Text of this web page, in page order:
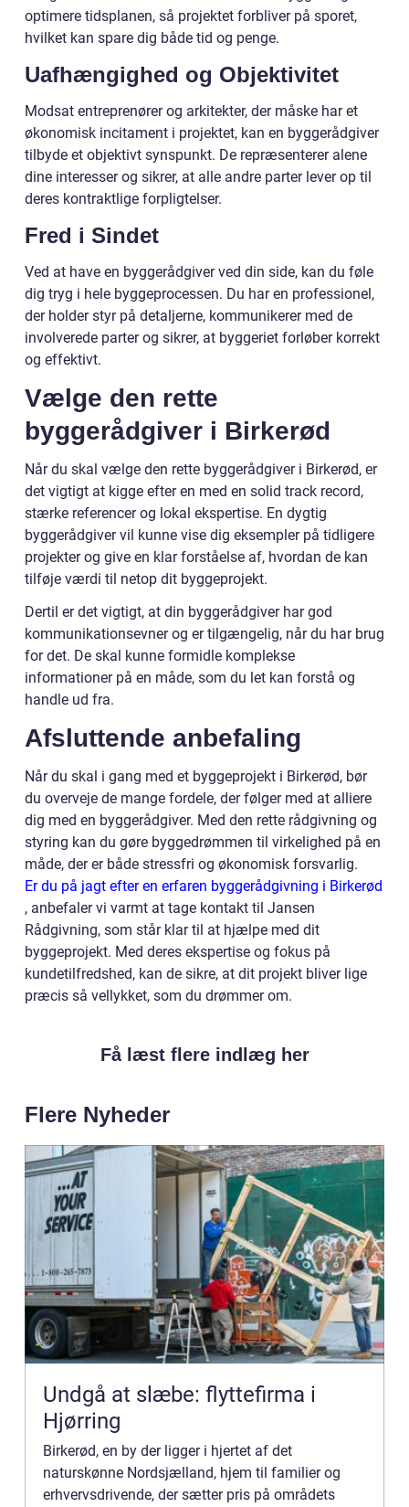
optimere tidsplanen, så projektet forbliver på sporet,
hvilket kan spare dig både tid og penge.
Uafhængighed og Objektivitet
Modsat entreprenører og arkitekter, der måske har et
økonomisk incitament i projektet, kan en byggerådgiver
tilbyde et objektivt synspunkt. De repræsenterer alene
dine interesser og sikrer, at alle andre parter lever op til
deres kontraktlige forpligtelser.
Fred i Sindet
Ved at have en byggerådgiver ved din side, kan du føle
dig tryg i hele byggeprocessen. Du har en professionel,
der holder styr på detaljerne, kommunikerer med de
involverede parter og sikrer, at byggeriet forløber korrekt
og effektivt.
Vælge den rette
byggerådgiver i Birkerød
Når du skal vælge den rette byggerådgiver i Birkerød, er
det vigtigt at kigge efter en med en solid track record,
stærke referencer og lokal ekspertise. En dygtig
byggerådgiver vil kunne vise dig eksempler på tidligere
projekter og give en klar forståelse af, hvordan de kan
tilføje værdi til netop dit byggeprojekt.
Dertil er det vigtigt, at din byggerådgiver har god
kommunikationsevner og er tilgængelig, når du har brug
for det. De skal kunne formidle komplekse
informationer på en måde, som du let kan forstå og
handle ud fra.
Afsluttende anbefaling
Når du skal i gang med et byggeprojekt i Birkerød, bør
du overveje de mange fordele, der følger med at alliere
dig med en byggerådgiver. Med den rette rådgivning og
styring kan du gøre byggedrømmen til virkelighed på en
måde, der er både stressfri og økonomisk forsvarlig.
Er du på jagt efter en erfaren byggerådgivning i Birkerød
, anbefaler vi varmt at tage kontakt til Jansen
Rådgivning, som står klar til at hjælpe med dit
byggeprojekt. Med deres ekspertise og fokus på
kundetilfredshed, kan de sikre, at dit projekt bliver lige
præcis så vellykket, som du drømmer om.
Få læst flere indlæg her
Flere Nyheder
Undgå at slæbe: flyttefirma i
Hjørring
Birkerød, en by der ligger i hjertet af det
naturskønne Nordsjælland, hjem til familier og
erhvervsdrivende, der sætter pris på områdets